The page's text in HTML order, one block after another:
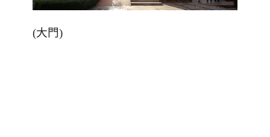
(大門)